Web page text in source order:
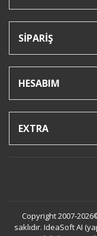
SİPARİŞ
HESABIM
EXTRA
Copyright 2007-
saklıdır. IdeaSoft AI